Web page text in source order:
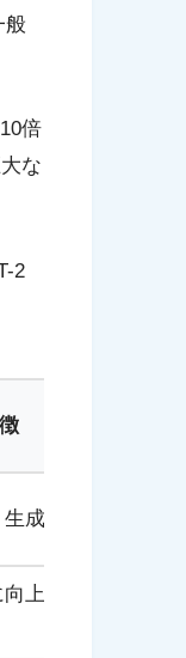
般
倍
な
2
成AIの可能性を広
上。APIを通じて